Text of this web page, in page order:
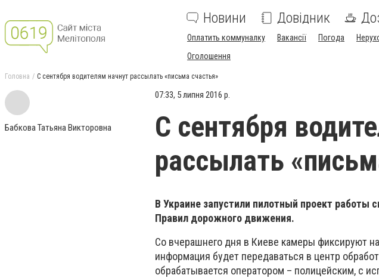
Новини Довідник
Оплатить коммуналку Вакансії Погода
Оголошення
Головна С сентября водителям начнут рассылать «письма счастья»
Бабкова Татьяна Викторовна
07:33, 5 липня 2016 р.
С сентября
рассылать
В Украине запустили пилотный проект
Правил дорожного движения.
Со вчерашнего дня в Киеве камеры фиксируют
информация будет передаваться в центр
обрабатывается оператором – полицейским, с